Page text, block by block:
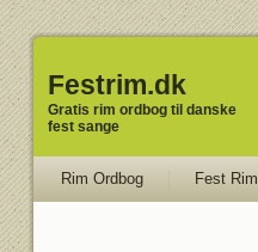
Festrim.dk
Gratis rim ordbog til danske
fest sange
Rim Ordbog Fest Rim